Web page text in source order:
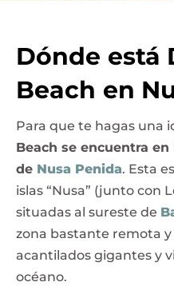
Dónde está
Beach en
Para que te hagas una
Beach se encuentra
de Nusa Penida. Esta
islas “Nusa” (junto con
situadas al sureste de
zona bastante remota
acantilados gigantes y
océano.